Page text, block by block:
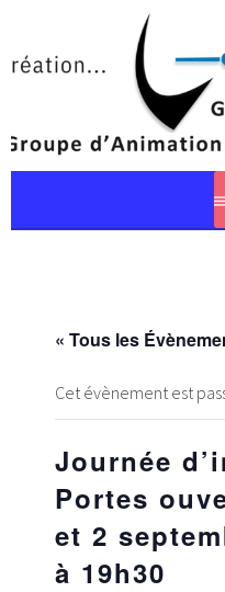
contenu
« Tous les
Cet évènement est
Journée
Portes
et 2
à 19h30